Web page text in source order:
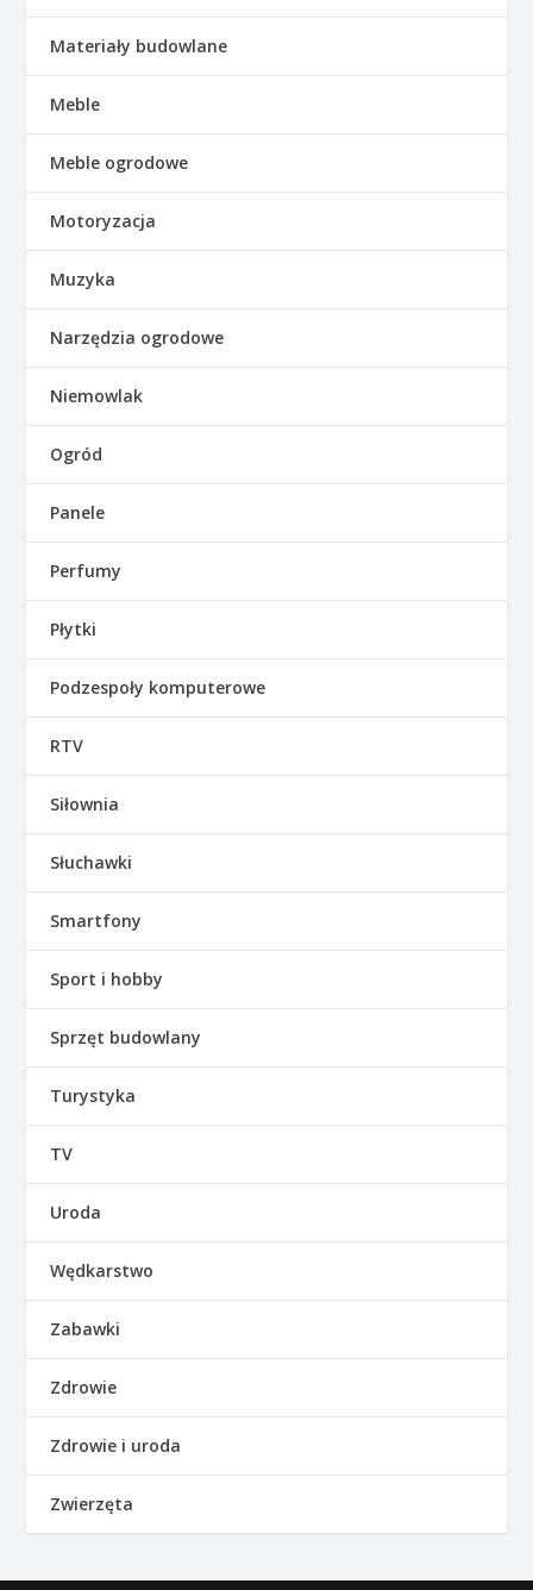
Materiały budowlane
Meble
Meble ogrodowe
Motoryzacja
Muzyka
Narzędzia ogrodowe
Niemowlak
Ogród
Panele
Perfumy
Płytki
Podzespoły komputerowe
RTV
Siłownia
Słuchawki
Smartfony
Sport i hobby
Sprzęt budowlany
Turystyka
TV
Uroda
Wędkarstwo
Zabawki
Zdrowie
Zdrowie i uroda
Zwierzęta